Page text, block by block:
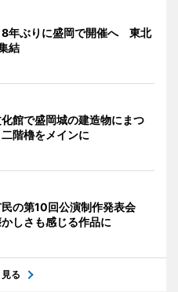
8年ぶりに盛岡で開催へ 東北
結
館で盛岡城の建造物にまつ
階櫓をメインに
民の第10回公演制作発表会
しさも感じる作品に
る